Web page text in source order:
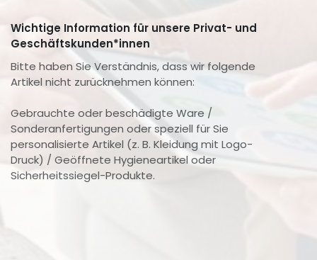
Wichtige Information für unsere Privat- und
Geschäftskunden*innen
Bitte haben Sie Verständnis, dass wir folgende
Artikel nicht zurücknehmen können:
Gebrauchte oder beschädigte Ware /
Sonderanfertigungen oder speziell für Sie
personalisierte Artikel (z. B. Kleidung mit Logo-
Druck) / Geöffnete Hygieneartikel oder
Sicherheitssiegel-Produkte.